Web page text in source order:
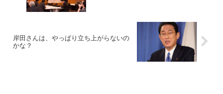
岸田さんは、やっぱり立ち上がらないの
かな？